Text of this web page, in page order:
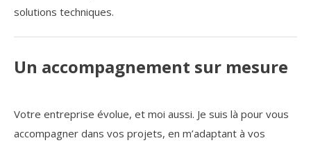
solutions techniques.
Un accompagnement sur mesure
Votre entreprise évolue, et moi aussi. Je suis là pour vous
accompagner dans vos projets, en m’adaptant à vos